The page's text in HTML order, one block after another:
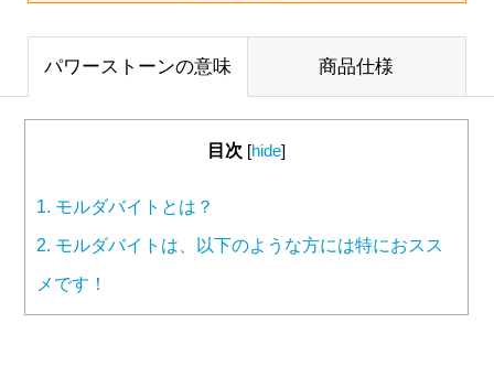
パワーストーンの意味 商品仕様
目次 [hide]
1. モルダバイトとは？
2. モルダバイトは、以下のような方には特におスス
メです！